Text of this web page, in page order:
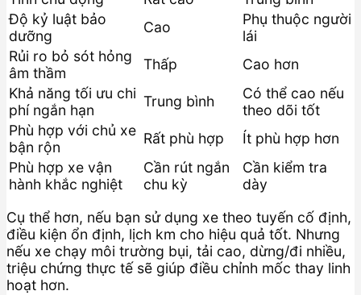
Độ kỷ luật bảo
dưỡng
Cao
Phụ thuộc người
lái
Rủi ro bỏ sót hỏng
âm thầm
Thấp
Cao hơn
Khả năng tối ưu chi
phí ngắn hạn
Trung bình
Có thể cao nếu
theo dõi tốt
Phù hợp với chủ xe
bận rộn
Rất phù hợp
Ít phù hợp hơn
Phù hợp xe vận
hành khắc nghiệt
Cần rút ngắn
chu kỳ
Cần kiểm tra
dày
Cụ thể hơn, nếu bạn sử dụng xe theo tuyến cố định,
điều kiện ổn định, lịch km cho hiệu quả tốt. Nhưng
nếu xe chạy môi trường bụi, tải cao, dừng/đi nhiều,
triệu chứng thực tế sẽ giúp điều chỉnh mốc thay linh
hoạt hơn.